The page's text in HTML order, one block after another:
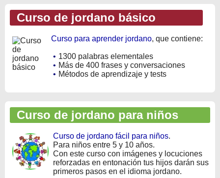
Curso de jordano básico
Curso para aprender jordano, que contiene:
• 1300 palabras elementales
• Más de 400 frases y conversaciones
• Métodos de aprendizaje y tests
Curso de jordano para niños
Curso de jordano fácil para niños.
Para niños entre 5 y 10 años.
Con este curso con imágenes y locuciones
reforzadas en entonación tus hijos darán sus
primeros pasos en el idioma jordano.